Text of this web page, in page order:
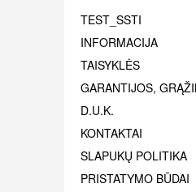
TEST_SSTI
INFORMACIJA
TAISYKLĖS
GARANTIJOS,
D.U.K.
KONTAKTAI
SLAPUKŲ POLITIKA
PRISTATYMO BŪDAI